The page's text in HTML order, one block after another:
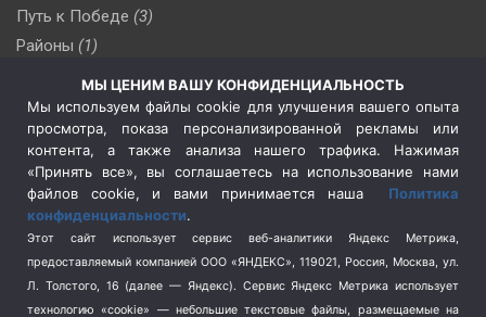
Путь к Победе (3)
Районы (1)
(510)
Сельское хозяйство (3)
Социальная политика
(3)
Спецоперация в Украине
Спецоперация на Украине
(404)
Спорт (740)
Терроризм (1)
Транспорт (262)
МЫ ЦЕНИМ ВАШУ КОНФИДЕНЦИАЛЬНОСТЬ
Мы используем файлы cookie для улучшения вашего опыта
просмотра, показа персонализированной рекламы или
контента, а также анализа нашего трафика. Нажимая
«Принять все», вы соглашаетесь на использование нами
файлов cookie, и вами принимается наша Политика
конфиденциальности.
Этот сайт использует сервис веб-аналитики Яндекс Метрика,
предоставляемый компанией ООО «ЯНДЕКС», 119021, Россия, Москва, ул.
Л. Толстого, 16 (далее — Яндекс). Сервис Яндекс Метрика использует
технологию «cookie» — небольшие текстовые файлы, размещаемые на